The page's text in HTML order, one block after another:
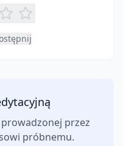
przez
próbnemu.